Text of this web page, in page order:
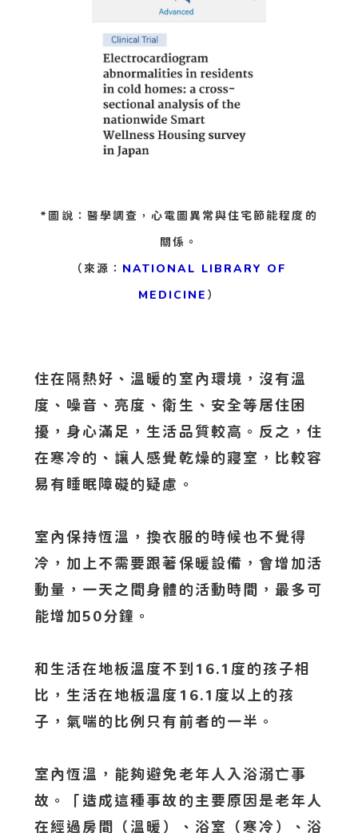
*圖說：醫學調查，心電圖異常與住宅節能程度的
關係。
（來源： NATIONAL LIBRARY OF
MEDICINE ）
住在隔熱好、溫暖的室內環境，沒有溫
度、噪音、亮度、衛生、安全等居住困
擾，身心滿足，生活品質較高。反之，住
在寒冷的、讓人感覺乾燥的寢室，比較容
易有睡眠障礙的疑慮。
室內保持恆溫，換衣服的時候也不覺得
冷，加上不需要跟著保暖設備，會增加活
動量，一天之間身體的活動時間，最多可
能增加50分鐘。
和生活在地板溫度不到16.1度的孩子相
比，生活在地板溫度16.1度以上的孩
子，氣喘的比例只有前者的一半。
室內恆溫，能夠避免老年人入浴溺亡事
故。「造成這種事故的主要原因是老年人
在經過房間（溫暖）、浴室（寒冷）、浴